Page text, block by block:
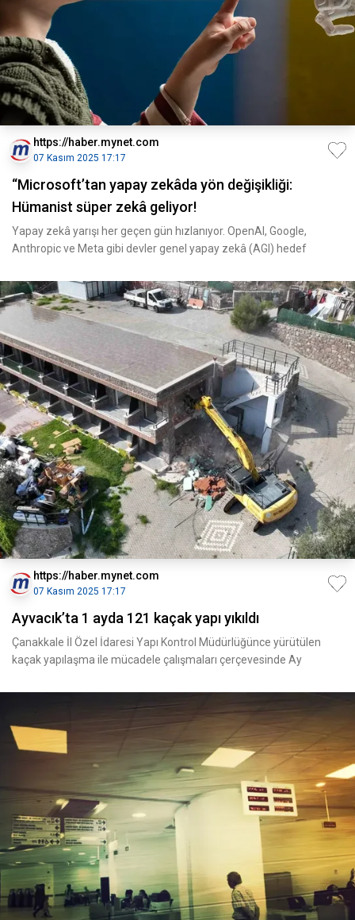
https://haber.mynet.com
07 Kasım 2025 17:17
“Microsoft’tan yapay zekâda yön değişikliği:
Hümanist süper zekâ geliyor!
Yapay zekâ yarışı her geçen gün hızlanıyor. OpenAI, Google,
Anthropic ve Meta gibi devler genel yapay zekâ (AGI) hedef
https://haber.mynet.com
07 Kasım 2025 17:17
Ayvacık’ta 1 ayda 121 kaçak yapı yıkıldı
Çanakkale İl Özel İdaresi Yapı Kontrol Müdürlüğünce yürütülen
kaçak yapılaşma ile mücadele çalışmaları çerçevesinde Ay